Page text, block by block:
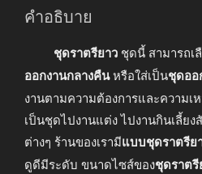
คำอธิบาย
ชุดราตรียาว ชุดนี้ สามารถเ
ออกงานกลางคืนหรือใส่เป็นชุดออ
งานตามความต้องการและความเ
เป็นชุดไปงานแต่ง ไปงานกินเลี้ย
ต่างๆ ร้านของเรามีแบบชุดราตรีย
ดูดีมีระดับ ขนาดไซส์ของชุดราตรี